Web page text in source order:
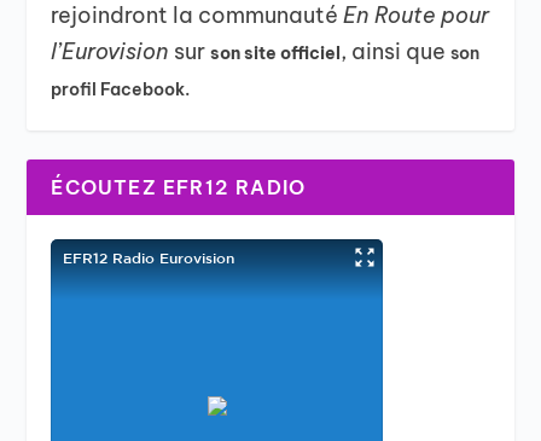
rejoindront la communautéEn Route pour
l’Eurovision surson site officiel , ainsi queson
profil Facebook.
ÉCOUTEZ EFR12 RADIO